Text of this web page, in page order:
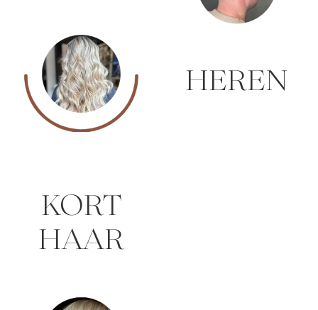
HEREN
KORT
HAAR